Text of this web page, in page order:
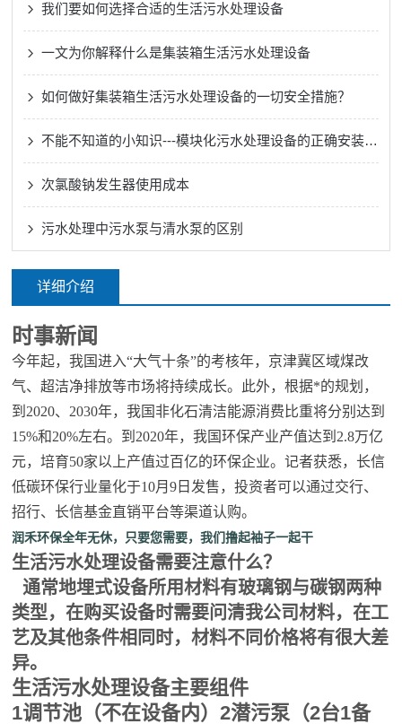
我们要如何选择合适的生活污水处理设备
一文为你解释什么是集装箱生活污水处理设备
如何做好集装箱生活污水处理设备的一切安全措施？
不能不知道的小知识---模块化污水处理设备的正确安装方法
次氯酸钠发生器使用成本
污水处理中污水泵与清水泵的区别
详细介绍
时事新闻
今年起，我国进入“大气十条”的考核年，京津冀区域煤改
气、超洁净排放等市场将持续成长。此外，根据*的规划，
到2020、2030年，我国非化石清洁能源消费比重将分别达到
15%和20%左右。到2020年，我国环保产业产值达到2.8万亿
元，培育50家以上产值过百亿的环保企业。记者获悉，长信
低碳环保行业量化于10月9日发售，投资者可以通过交行、
招行、长信基金直销平台等渠道认购。
润禾环保全年无休，只要您需要，我们撸起袖子一起干
生活污水处理设备需要注意什么？
通常地埋式设备所用材料有玻璃钢与碳钢两种
类型，在购买设备时需要问清我公司材料，在工
艺及其他条件相同时，材料不同价格将有很大差
异。
生活污水处理设备主要组件
1调节池（不在设备内）2潜污泵（2台1备